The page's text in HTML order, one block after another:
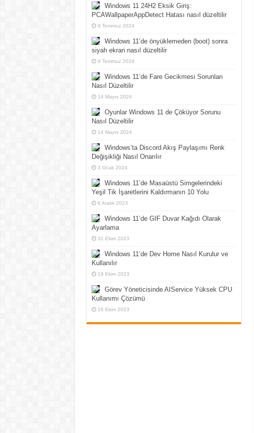
Windows 11 24H2 Eksik Giriş:
PCAWallpaperAppDetect Hatası nasıl düzeltilir
9 Temmuz 2024
Windows 11’de önyüklemeden (boot) sonra
siyah ekran nasıl düzeltilir
9 Temmuz 2024
Windows 11’de Fare Gecikmesi Sorunları
Nasıl Düzeltilir
14 Mayıs 2024
Oyunlar Windows 11 de Çöküyor Sorunu
Nasıl Düzeltilir
14 Mayıs 2024
Windows’ta Discord Akış Paylaşımı Renk
Değişikliği Nasıl Onarılır
3 Ocak 2024
Windows 11’de Masaüstü Simgelerindeki
Yeşil Tik İşaretlerini Kaldırmanın 10 Yolu
6 Aralık 2023
Windows 11’de GIF Duvar Kağıdı Olarak
Ayarlama
31 Ekim 2023
Windows 11’de Dev Home Nasıl Kurulur ve
Kullanılır
19 Ekim 2023
Görev Yöneticisinde AIService Yüksek CPU
Kullanımı Çözümü
16 Ekim 2023